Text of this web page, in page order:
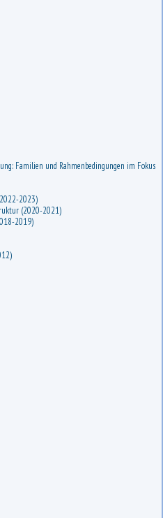
Familien und Rahmenbedingungen im Fokus
2023)
(2020-2021)
2019)